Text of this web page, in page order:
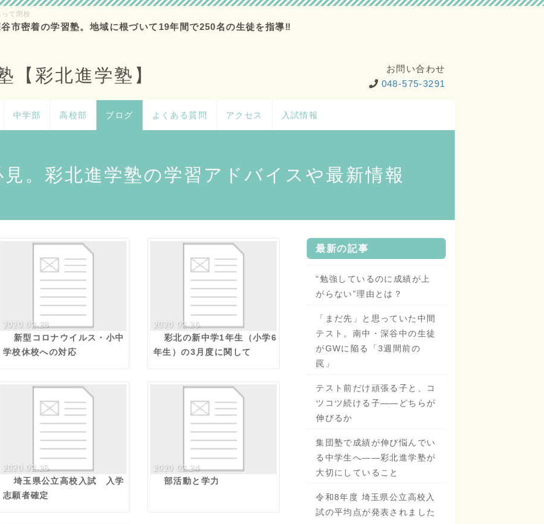
て閉校
市密着の学習塾。地域に根づいて19年間で250名の生徒を指導‼
【彩北進学塾】
お問い合わせ
048-575-3291
中学部 高校部 ブログ よくある質問 アクセス 入試情報
。彩北進学塾の学習アドバイスや最新情報
2020.02.28
新型コロナウイルス・小中
学校休校への対応
2020.02.26
彩北の新中学1年生（小学6
年生）の3月度に関して
2020.02.25
埼玉県公立高校入試 入学
志願者確定
2020.02.24
部活動と学力
最新の記事
“勉強しているのに成績が上
がらない”理由とは？
「まだ先」と思っていた中間
テスト。南中・深谷中の生徒
がGWに陥る「3週間前の
罠」
テスト前だけ頑張る子と、コ
ツコツ続ける子——どちらが
伸びるか
集団塾で成績が伸び悩んでい
る中学生へ——彩北進学塾が
大切にしていること
令和8年度 埼玉県公立高校入
試の平均点が発表されました